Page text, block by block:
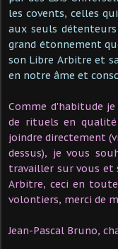
les covents, celles
aux seuls
grand étonnement
son Libre Arbitre et
en notre âme et
Comme d'habitude
de rituels en qualité
joindre directement
dessus), je vous
travailler sur vous et
Arbitre, ceci en
volontiers, merci de
Jean-Pascal Bruno,